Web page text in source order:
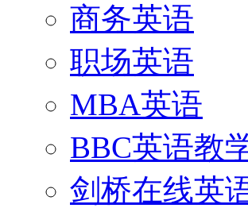
商务英语
职场英语
MBA英语
BBC英语教
剑桥在线英